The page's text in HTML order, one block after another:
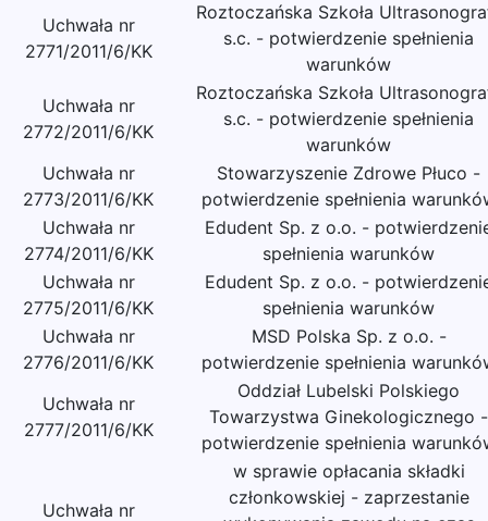
Uchwała nr
2771/2011/6/KK
Roztoczańska Szkoła
s.c. - potwierdzenie spełnienia
warunków
Uchwała nr
2772/2011/6/KK
Roztoczańska Szkoła
s.c. - potwierdzenie spełnienia
warunków
Uchwała nr
2773/2011/6/KK
Stowarzyszenie Zdrowe Płuco -
potwierdzenie spełnienia
Uchwała nr
2774/2011/6/KK
Edudent Sp. z o.o. -
spełnienia warunków
Uchwała nr
2775/2011/6/KK
Edudent Sp. z o.o. -
spełnienia warunków
Uchwała nr
2776/2011/6/KK
MSD Polska Sp. z o.o. -
potwierdzenie spełnienia
Uchwała nr
2777/2011/6/KK
Oddział Lubelski Polskiego
Towarzystwa Ginekologicznego -
potwierdzenie spełnienia
Uchwała nr
w sprawie opłacania składki
członkowskiej - zaprzestanie